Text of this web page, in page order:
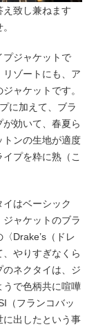
致し兼ねます
プジャケットで
ゾートにも、ア
ャケットです。
に加えて、ブラ
効いて、春夏ら
トンの生地が適度
プを粋に熟（こ
はベーシック
ャケットのブラ
Drake’s（ドレ
やりすぎなくら
ネクタイは、ジ
うで色柄共に喧嘩
（フランコバッ
に出したという事